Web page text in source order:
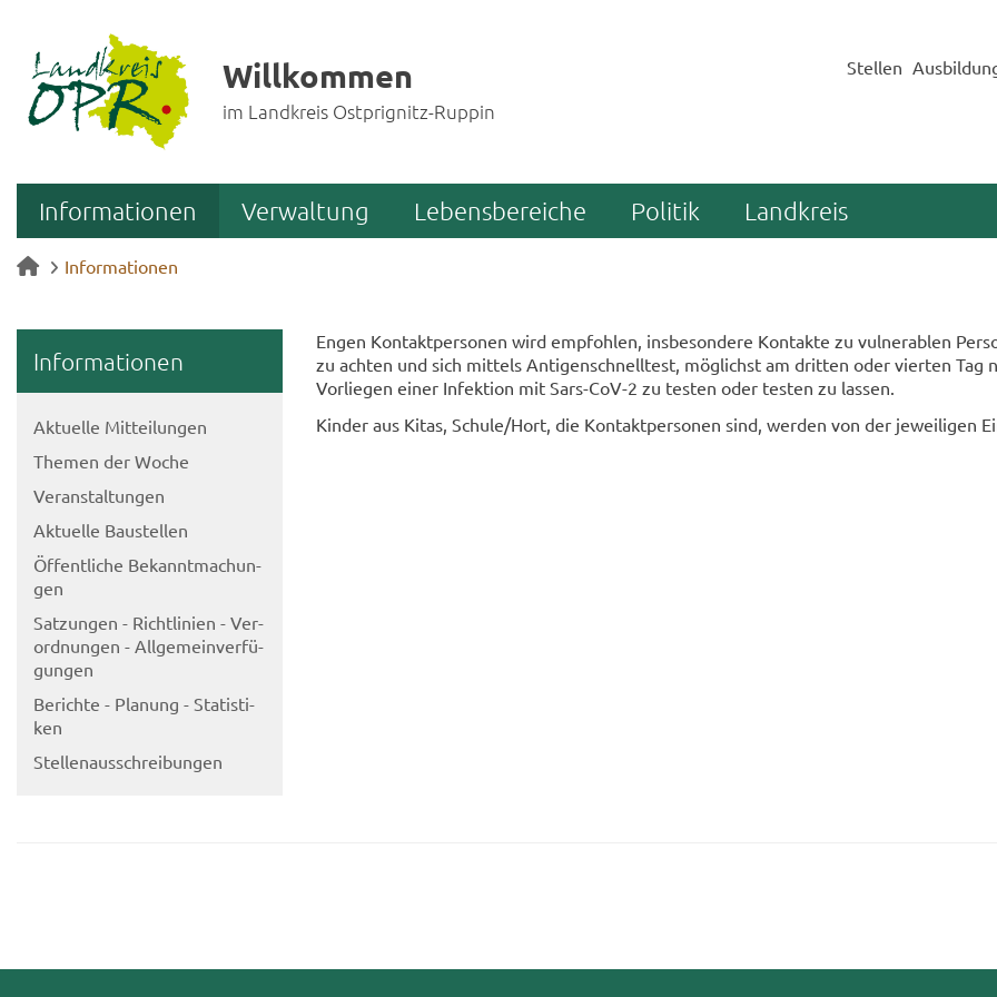
Willkommen
im Landkreis Ostprignitz-Ruppin
Stellen
Informationen Verwaltung Lebensbereiche Politik Landkreis
Informationen
In­for­ma­tio­nen
Ak­tu­el­le Mit­tei­lun­gen
The­men der Woche
Ver­an­stal­tun­gen
Ak­tu­el­le Bau­stel­len
Öf­fent­li­che Be­kannt­ma­chun­
gen
Sat­zun­gen - Richt­li­ni­en - Ver­
ord­nun­gen - All­ge­mein­ver­fü­
gun­gen
Be­rich­te - Pla­nung - Sta­tis­ti­
ken
Stel­len­aus­schrei­bun­gen
Engen Kon­takt­per­so­nen wird emp­foh­len, ins­be­son­de­re Kon­tak­te zu vul­nera­blen
zu ach­ten und sich mit­tels An­ti­gen­schnell­test, mög­lichst am drit­ten oder vier­ten Tag
Vor­lie­gen einer In­fek­ti­on mit Sars-​CoV-2 zu tes­ten oder tes­ten zu las­sen.
Kin­der aus Kitas, Schu­le/Hort, die Kon­takt­per­so­nen sind, wer­den von der je­wei­li­gen